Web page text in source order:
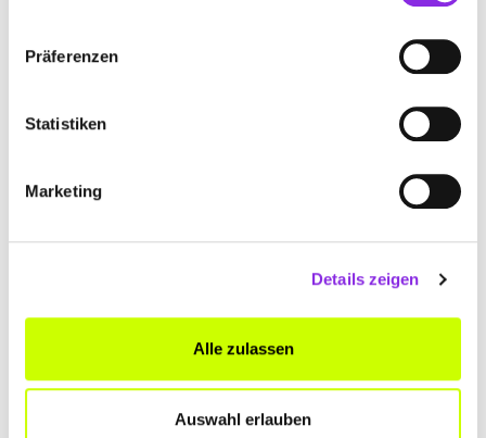
Präferenzen
Statistiken
Marketing
Details zeigen
Alle zulassen
Auswahl erlauben
August 2026: Kino-Momente bis
in den Spätsommer
Wann: 14. und 15. August 2026
Details: Vorstellungen beginnen jeweils um 21:30 Uhr.
Wann: 14. August 2026, ab 19:30 Uhr
telefonisch unter 01638649362. Eintritt: 8,- Euro.
Open Air Kino Marpingen
Wann: 22. August 2026